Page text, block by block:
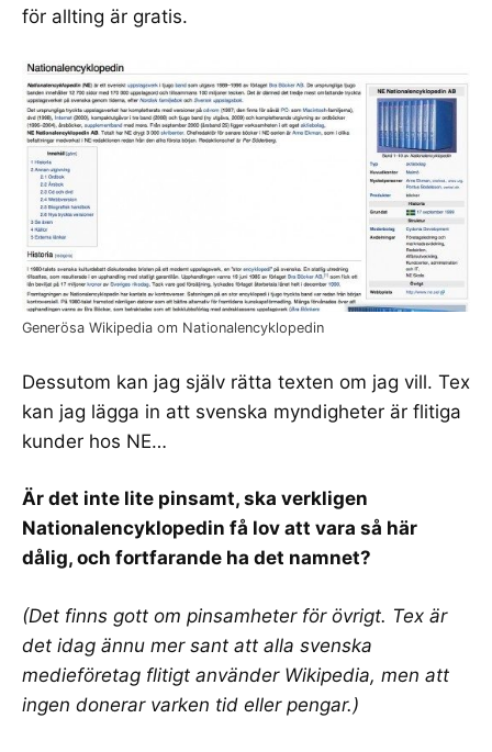
för allting är gratis.
Generösa Wikipedia om Nationalencyklopedin
Dessutom kan jag själv rätta texten om jag vill. Tex
kan jag lägga in att svenska myndigheter är flitiga
kunder hos NE…
Är det inte lite pinsamt, ska verkligen
Nationalencyklopedin få lov att vara så här
dålig, och fortfarande ha det namnet?
(Det finns gott om pinsamheter för övrigt. Tex är
det idag ännu mer sant att alla svenska
medieföretag flitigt använder Wikipedia, men att
ingen donerar varken tid eller pengar.)